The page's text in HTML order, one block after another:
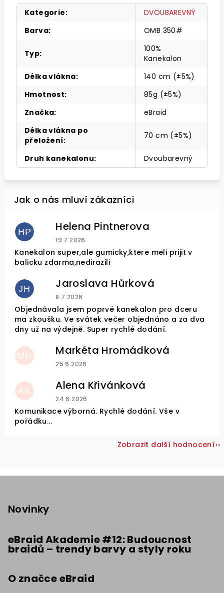
Kategorie:
DVOUBAREVNÝ
Barva: OMB 350#
Typ:
100%
Kanekalon
Délka vlákna:
140 cm (±5%)
Hmotnost:
85g (±5%)
Značka:
eBraid
Délka vlákna po
přeložení: 70 cm (±5%)
Druh kanekalonu: Dvoubarevný
HP Helena Pintnerova
Hodnocení obchodu je 4 z 5 hvězdiček.
19.7.2026
Kanekalon super,ale gumicky,ktere meli prijit v
balicku zdarma,nedirazili
JH Jaroslava Hůrková
Hodnocení obchodu je 5 z 5 hvězdiček.
8.7.2026
Objednávala jsem poprvé kanekalon pro dceru
ma zkoušku. Ve svátek večer objednáno a za dva
dny už na výdejně. Super rychlé dodání.
MH Markéta Hromádková
Hodnocení obchodu je 5 z 5 hvězdiček.
25.6.2026
AK Alena Křivánková
Hodnocení obchodu je 5 z 5 hvězdiček.
24.6.2026
Komunikace výborná. Rychlé dodání. Vše v
pořádku...
Zobrazit další hodnocení
Novinky
eBraid Akademie #12: Budoucnost
braidů – trendy barvy a styly roku
O značce eBraid